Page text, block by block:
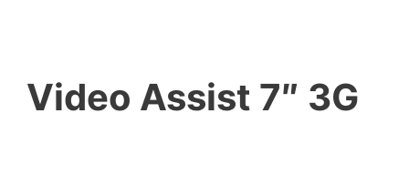
Video Assist 7″ 3G